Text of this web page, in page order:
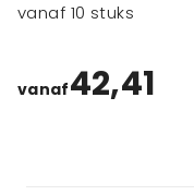
stuks
vanaf 10 stuks
vanaf42,41